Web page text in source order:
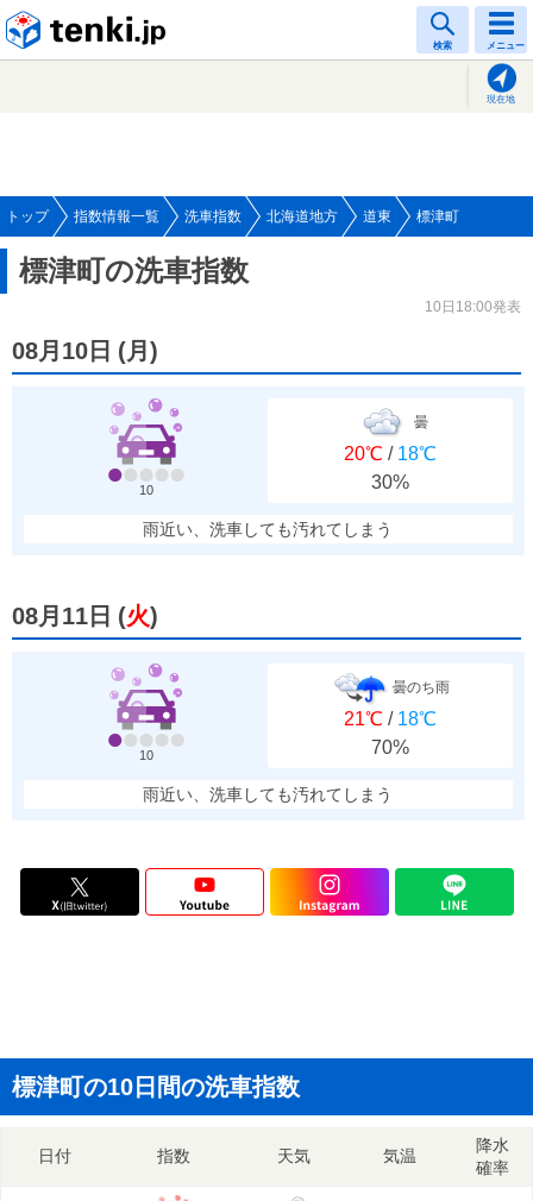
検索 メニュー
現在地
トップ 指数情報一覧 洗車指数 北海道地方 道東 標津町
標津町の洗車指数
10日18:00発表
08月10日 (月 )
10
曇
20℃ / 18℃
30%
雨近い、洗車しても汚れてしまう
08月11日 (火)
10
曇のち雨
21℃ / 18℃
70%
雨近い、洗車しても汚れてしまう
標津町の10日間の洗車指数
日付 指数 天気 気温
降水
確率